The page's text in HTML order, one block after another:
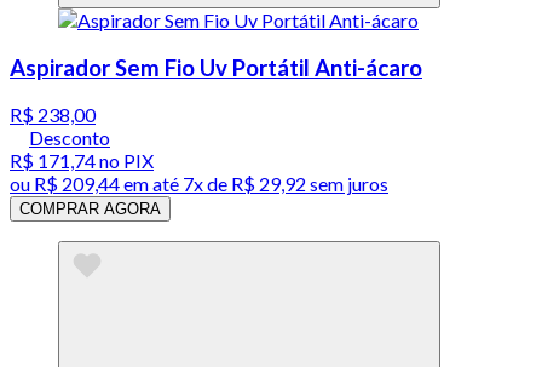
Aspirador Sem Fio Uv Portátil Anti-ácaro
R$ 238,00
Desconto
R$ 171,74no PIX
ou R$ 209,44em até 7x de R$ 29,92 sem juros
COMPRAR AGORA